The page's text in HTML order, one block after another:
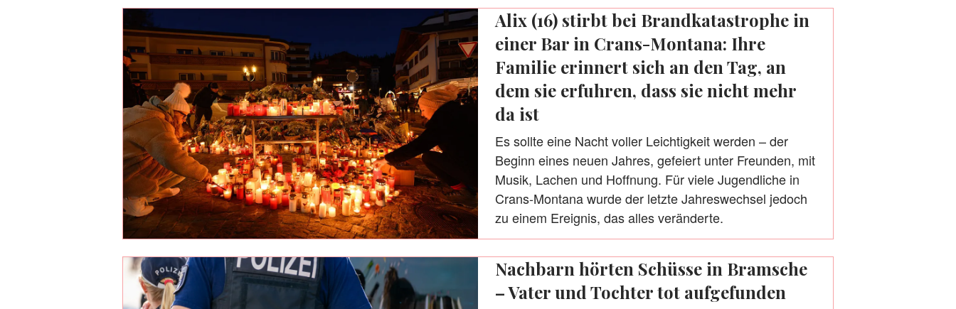
Alix (16) stirbt bei Brandkatastrophe in
einer Bar in Crans-Montana: Ihre
Familie erinnert sich an den Tag, an
dem sie erfuhren, dass sie nicht mehr
da ist
Es sollte eine Nacht voller Leichtigkeit werden – der
Beginn eines neuen Jahres, gefeiert unter Freunden, mit
Musik, Lachen und Hoffnung. Für viele Jugendliche in
Crans-Montana wurde der letzte Jahreswechsel jedoch
zu einem Ereignis, das alles veränderte.
Nachbarn hörten Schüsse in Bramsche
– Vater und Tochter tot aufgefunden